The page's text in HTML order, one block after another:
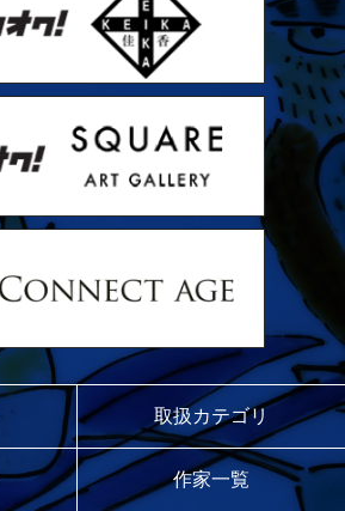
取扱カテゴリ
作家一覧